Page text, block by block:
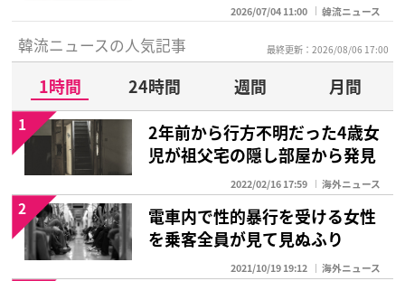
2026/07/04 11:00 韓流ニュース
韓流ニュースの人気記事 最終更新：2026/08/06 17:00
1時間 24時間 週間
月間
2年前から行方不明だった4歳女
児が祖父宅の隠し部屋から発見
2022/02/16 17:59 海外ニュース
1
電車内で性的暴行を受ける女性
を乗客全員が見て見ぬふり
2021/10/19 19:12 海外ニュース
2